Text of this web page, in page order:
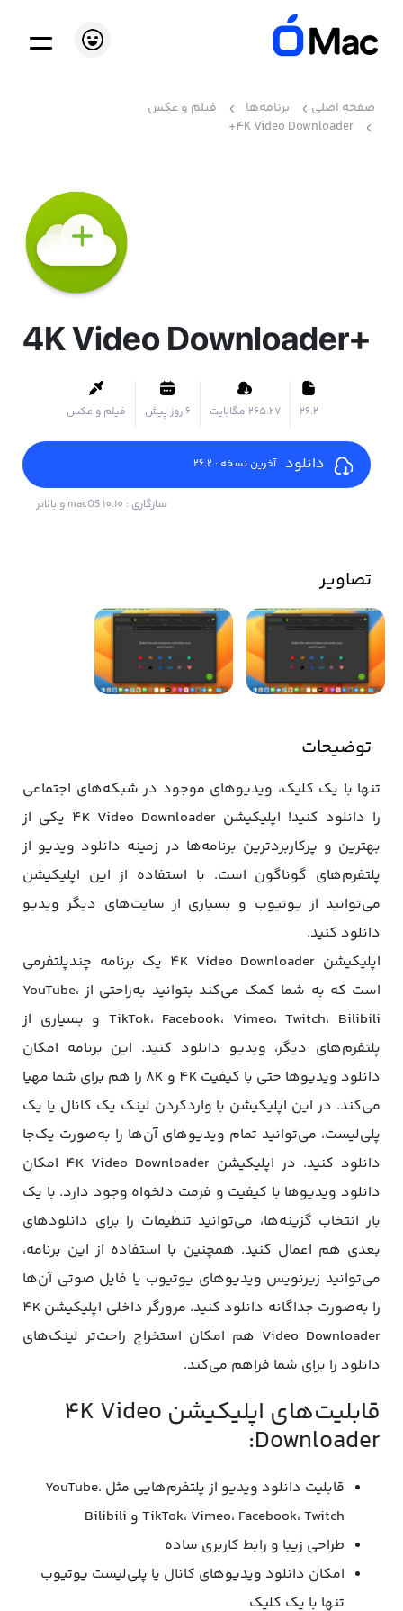
صفحه اصلی برنامه‌ها
فیلم و عکس
4K Video Downloader+
4K Video Downloader+
26.2 ۲۶۵.۲۷ مگابایت 6 روز پیش فیلم و عکس
دانلود آخرین نسخه : 26.2
سازگاری : macOS 10.10 و بالاتر
تصاویر
توضیحات
تنها با یک کلیک، ویدیوهای موجود در شبکه‌های اجتماعی
را دانلود کنید! اپلیکیشن 4K Video Downloader یکی از
بهترین و پرکاربردترین برنامه‌ها در زمینه دانلود ویدیو از
پلتفرم‌های گوناگون است. با استفاده از این اپلیکیشن
می‌توانید از یوتیوب و بسیاری از سایت‌های دیگر ویدیو
دانلود کنید.
اپلیکیشن 4K Video Downloader یک برنامه چندپلتفرمی
است که به شما کمک می‌کند بتوانید به‌راحتی از YouTube،
TikTok، Facebook، Vimeo، Twitch، Bilibili و بسیاری از
پلتفرم‌های دیگر، ویدیو دانلود کنید. این برنامه امکان
دانلود ویدیوها حتی با کیفیت 4K و 8K را هم برای شما مهیا
می‌کند. در این اپلیکیشن با واردکردن لینک یک کانال یا یک
پلی‌لیست، می‌توانید تمام ویدیوهای آن‌ها را به‌صورت یک‌جا
دانلود کنید. در اپلیکیشن 4K Video Downloader امکان
دانلود ویدیوها با کیفیت و فرمت دلخواه وجود دارد. با یک
بار انتخاب گزینه‌ها، می‌توانید تنظیمات را برای دانلودهای
بعدی هم اعمال کنید. همچنین با استفاده از این برنامه،
می‌توانید زیرنویس ویدیوهای یوتیوب یا فایل صوتی آن‌ها
را به‌صورت جداگانه دانلود کنید. مرورگر داخلی اپلیکیشن 4K
Video Downloader هم امکان استخراج راحت‌تر لینک‌های
دانلود را برای شما فراهم می‌کند.
قابلیت‌های اپلیکیشن 4K Video
Downloader:
قابلیت دانلود ویدیو از پلتفرم‌هایی مثل YouTube،
TikTok، Vimeo، Facebook، Twitch و Bilibili
طراحی زیبا و رابط کاربری ساده
امکان دانلود ویدیوهای کانال یا پلی‌لیست یوتیوب
تنها با یک کلیک